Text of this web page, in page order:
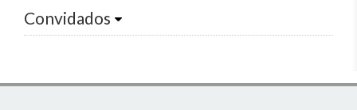
Convidados